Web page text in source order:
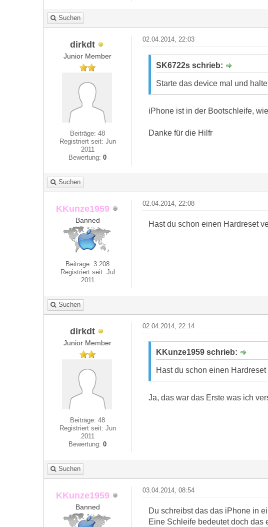
Suchen
dirkdt
Junior Member
Beiträge: 48
Registriert seit: Jun
2011
Bewertung:0
02.04.2014, 22:03
SK6722s schrieb:
Starte das device mal und
iPhone ist in der Bootschleife,
Danke für die Hilfr
Suchen
KKunze1959
Banned
Beiträge: 3.208
Registriert seit: Jul
2011
02.04.2014, 22:08
Hast du schon einen Hardreset
Suchen
dirkdt
Junior Member
Beiträge: 48
Registriert seit: Jun
2011
Bewertung:0
02.04.2014, 22:14
KKunze1959 schrieb:
Hast du schon einen
Ja, das war das Erste was ich
Suchen
KKunze1959
Banned
03.04.2014, 08:54
Du schreibst das das iPhone in
Eine Schleife bedeutet doch das